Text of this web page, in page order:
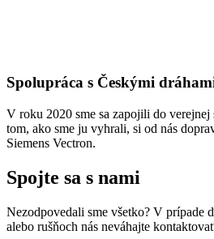
Spolupráca s Českými
V roku 2020 sme sa zapojili do verejnej
tom, ako sme ju vyhrali, si od nás
Siemens Vectron.
Spojte sa s nami
Nezodpovedali sme všetko? V prípade
alebo rušňoch nás neváhajte